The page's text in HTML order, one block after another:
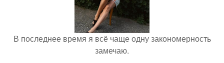
В последнее время я всё чаще одну закономерность
замечаю.